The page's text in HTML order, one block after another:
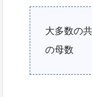
大多数の
の母数